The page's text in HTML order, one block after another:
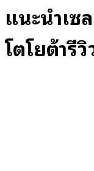
แนะนำเซ
โตโยต้ารี